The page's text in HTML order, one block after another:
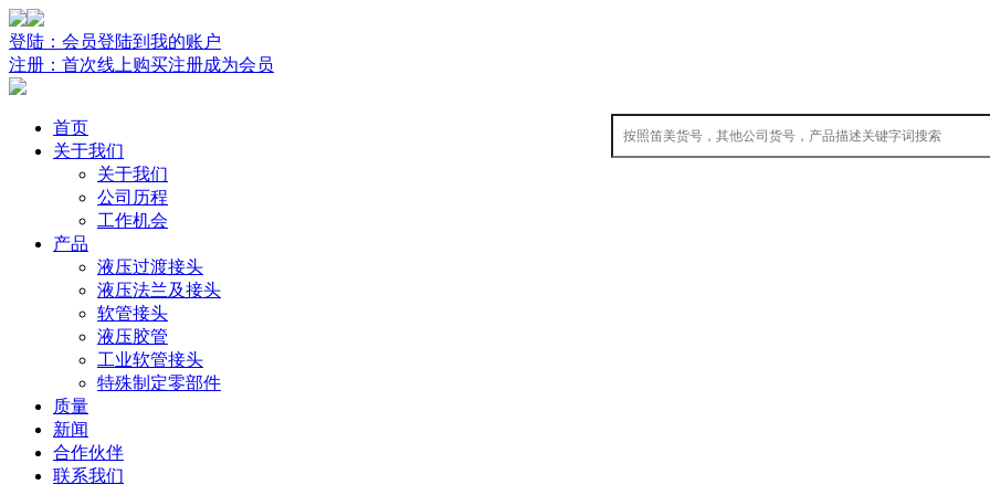
登陆：会员登陆到我的账户
注册：首次线上购买注册成为会员
首页
关于我们
关于我们
公司历程
工作机会
产品
液压过渡接头
液压法兰及接头
软管接头
液压胶管
工业软管接头
特殊制定零部件
质量
新闻
合作伙伴
联系我们